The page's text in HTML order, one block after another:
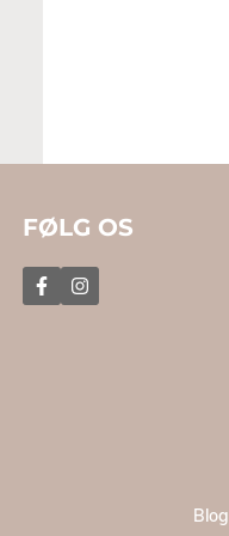
FØLG OS
Blog